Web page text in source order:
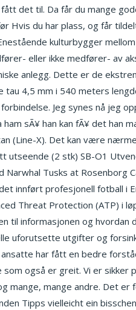
det til. Da får du mange
Hvis du har plass, og får
kulturbygger
eller ikke medfører- av
anlegg. Dette er de
tau 4,5 mm i 540 meters
Jeg synes nå jeg
ham sÃ¥ han kan fÃ¥ det
(Line-X). Det kan være
utseende (2 stk) SB-O1
Narwhal Tusks at Rosenborg
innført profesjonell fotball i
Threat Protection (ATP) i
til informasjonen og
uforutsette utgifter og
har fått en bedre
som også er greit. Vi er
mange, mange andre. Det er
Tipps vielleicht ein